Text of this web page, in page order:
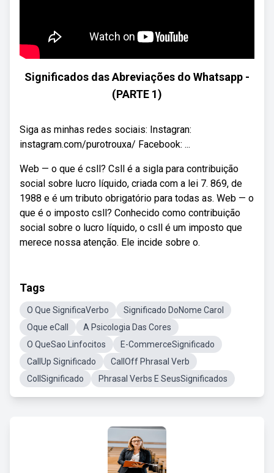
Significados das Abreviações do Whatsapp -
(PARTE 1)
Siga as minhas redes sociais: Instagran:
instagram.com/purotrouxa/ Facebook: ...
Web — o que é csll? Csll é a sigla para contribuição
social sobre lucro líquido, criada com a lei 7. 869, de
1988 e é um tributo obrigatório para todas as. Web — o
que é o imposto csll? Conhecido como contribuição
social sobre o lucro líquido, o csll é um imposto que
merece nossa atenção. Ele incide sobre o.
Tags
O Que SignificaVerbo
Significado DoNome Carol
Oque eCall
A Psicologia Das Cores
O QueSao Linfocitos
E-CommerceSignificado
CallUp Significado
CallOff Phrasal Verb
CollSignificado
Phrasal Verbs E SeusSignificados